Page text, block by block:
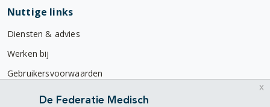
Nuttige links
Diensten & advies
Werken bij
Gebruikersvoorwaarden
Privacyverklaring
De Federatie Medisch
x